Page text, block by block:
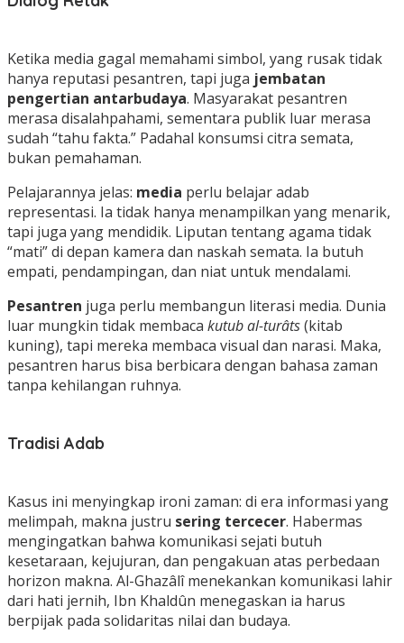
Ketika media gagal memahami simbol, yang rusak tidak
hanya reputasi pesantren, tapi juga jembatan
pengertian antarbudaya. Masyarakat pesantren
merasa disalahpahami, sementara publik luar merasa
sudah “tahu fakta.” Padahal konsumsi citra semata,
bukan pemahaman.
Pelajarannya jelas: media perlu belajar adab
representasi. Ia tidak hanya menampilkan yang menarik,
tapi juga yang mendidik. Liputan tentang agama tidak
“mati” di depan kamera dan naskah semata. Ia butuh
empati, pendampingan, dan niat untuk mendalami.
Pesantren juga perlu membangun literasi media. Dunia
luar mungkin tidak membaca kutub al-turâts(kitab
kuning), tapi mereka membaca visual dan narasi. Maka,
pesantren harus bisa berbicara dengan bahasa zaman
tanpa kehilangan ruhnya.
Tradisi Adab
Kasus ini menyingkap ironi zaman: di era informasi yang
melimpah, makna justru sering tercecer. Habermas
mengingatkan bahwa komunikasi sejati butuh
kesetaraan, kejujuran, dan pengakuan atas perbedaan
horizon makna. Al-Ghazâlî menekankan komunikasi lahir
dari hati jernih, Ibn Khaldûn menegaskan ia harus
berpijak pada solidaritas nilai dan budaya.